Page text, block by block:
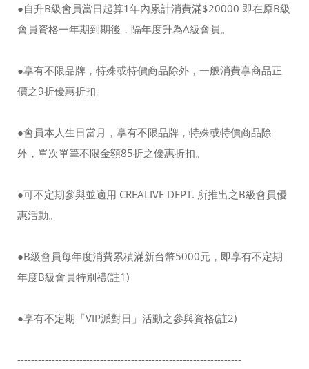
●自升B級會員當日起算1年內累計消費滿$20000 即在原B級
會員資格一年期到期後，隔年度升為A級會員。
●享有不限品牌，特殊或特價商品除外，一般消費享商品正
價之9折優惠折扣。
●會員本人生日當月，享有不限品牌，特殊或特價商品除
外，單次單筆不限金額85折之優惠折扣。
●可不定期參與並適用 CREALIVE DEPT. 所推出之B級會員優
惠活動。
●B級會員每年度消費累積滿新台幣5000元，即享有不定期
年度B級會員特別禮(註1)
●享有不定期「VIP派對日」活動之參與資格(註2)
-----------------------------------------------------------------